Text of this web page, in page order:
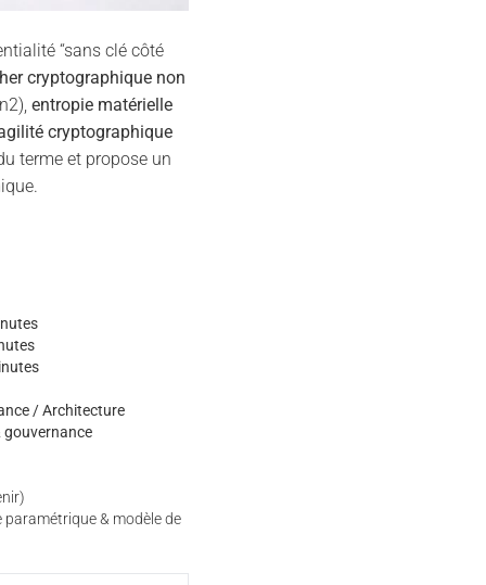
“sans clé côté
cryptographique non
entropie matérielle
cryptographique
terme et propose un
/ Architecture
paramétrique & modèle de